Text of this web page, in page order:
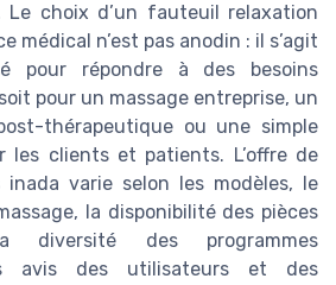
Le choix d’un fauteuil relaxation
médical n’est pas anodin : il s’agit
pour répondre à des besoins
pour un massage entreprise, un
thérapeutique ou une simple
les clients et patients. L’offre de
varie selon les modèles, le
la disponibilité des pièces
diversité des programmes
avis des utilisateurs et des